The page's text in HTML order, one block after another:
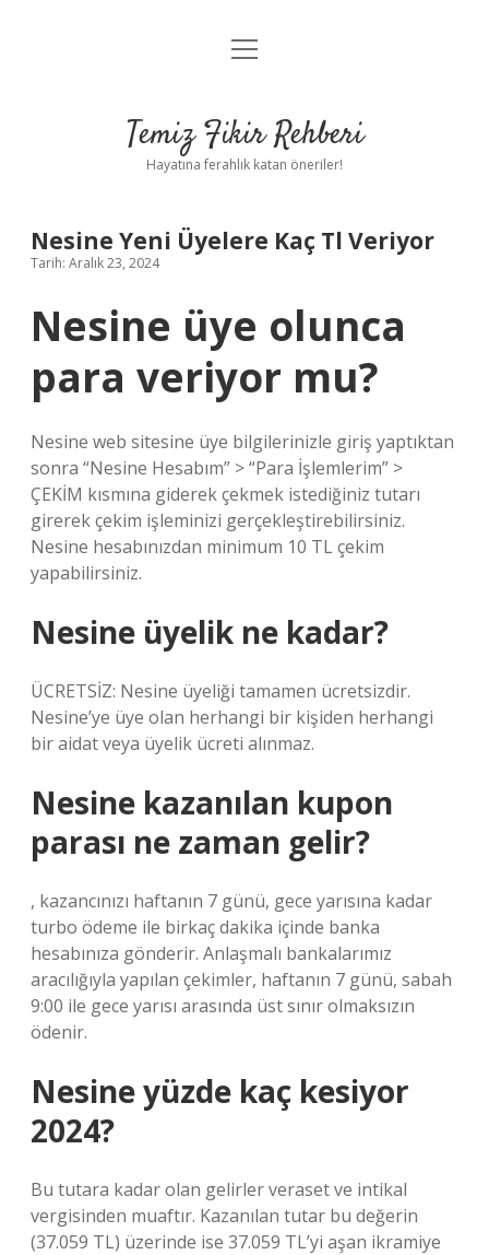
Anasayfa
Yasal Uyarı
menüyü
Temiz Fikir Rehberi
Hayatına ferahlık katan öneriler!
Nesine Yeni Üyelere Kaç Tl Veriyor
Tarih: Aralık 23, 2024
Nesine üye olunca
para veriyor mu?
Nesine web sitesine üye bilgilerinizle giriş yaptıktan
sonra “Nesine Hesabım” > “Para İşlemlerim” >
ÇEKİM kısmına giderek çekmek istediğiniz tutarı
girerek çekim işleminizi gerçekleştirebilirsiniz.
Nesine hesabınızdan minimum 10 TL çekim
yapabilirsiniz.
Nesine üyelik ne kadar?
ÜCRETSİZ: Nesine üyeliği tamamen ücretsizdir.
Nesine’ye üye olan herhangi bir kişiden herhangi
bir aidat veya üyelik ücreti alınmaz.
Nesine kazanılan kupon
parası ne zaman gelir?
, kazancınızı haftanın 7 günü, gece yarısına kadar
turbo ödeme ile birkaç dakika içinde banka
hesabınıza gönderir. Anlaşmalı bankalarımız
aracılığıyla yapılan çekimler, haftanın 7 günü, sabah
9:00 ile gece yarısı arasında üst sınır olmaksızın
ödenir.
Nesine yüzde kaç kesiyor
2024?
Bu tutara kadar olan gelirler veraset ve intikal
vergisinden muaftır. Kazanılan tutar bu değerin
(37.059 TL) üzerinde ise 37.059 TL’yi aşan ikramiye